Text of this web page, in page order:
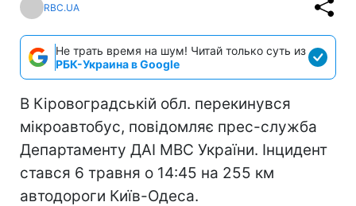
RBC.UA
Не трать время на шум! Читай только суть из
РБК-Украина в Google
В Кіровоградській обл. перекинувся
мікроавтобус, повідомляє прес-служба
Департаменту ДАІ МВС України. Інцидент
стався 6 травня о 14:45 на 255 км
автодороги Київ-Одеса.